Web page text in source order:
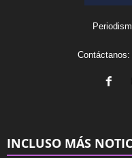
Contáctanos:
INCLUSO MÁS